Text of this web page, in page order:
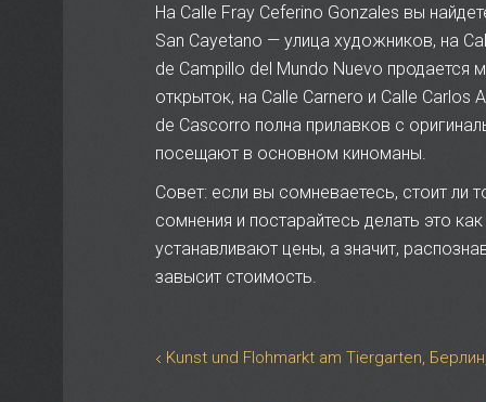
На Calle Fray Ceferino Gonzales вы
San Cayetano — улица художников, на
de Campillo del Mundo Nuevo
открыток, на Calle Carnero и Calle Carlos
de Cascorro полна прилавков с
посещают в основном киноманы.
Совет: если вы сомневаетесь, стоит
сомнения и постарайтесь делать это
устанавливают цены, а значит,
завысит стоимость.
Kunst und Flohmarkt am Tiergarten,